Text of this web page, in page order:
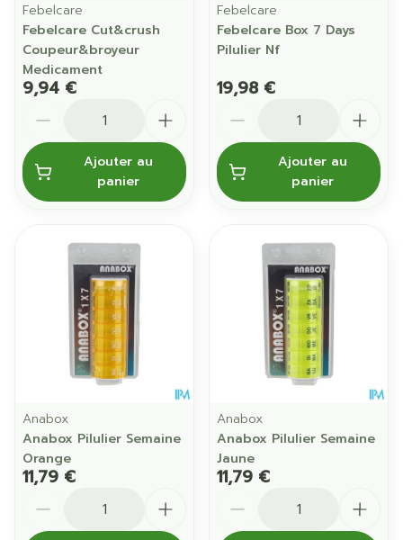
Febelcare
Febelcare Cut&crush
Coupeur&broyeur
Medicament
9,94 €
Ajouter au
panier
Febelcare
Febelcare Box 7 Days
Pilulier Nf
19,98 €
Ajouter au
panier
Anabox
Anabox Pilulier Semaine
Orange
11,79 €
Anabox
Anabox Pilulier Semaine
Jaune
11,79 €